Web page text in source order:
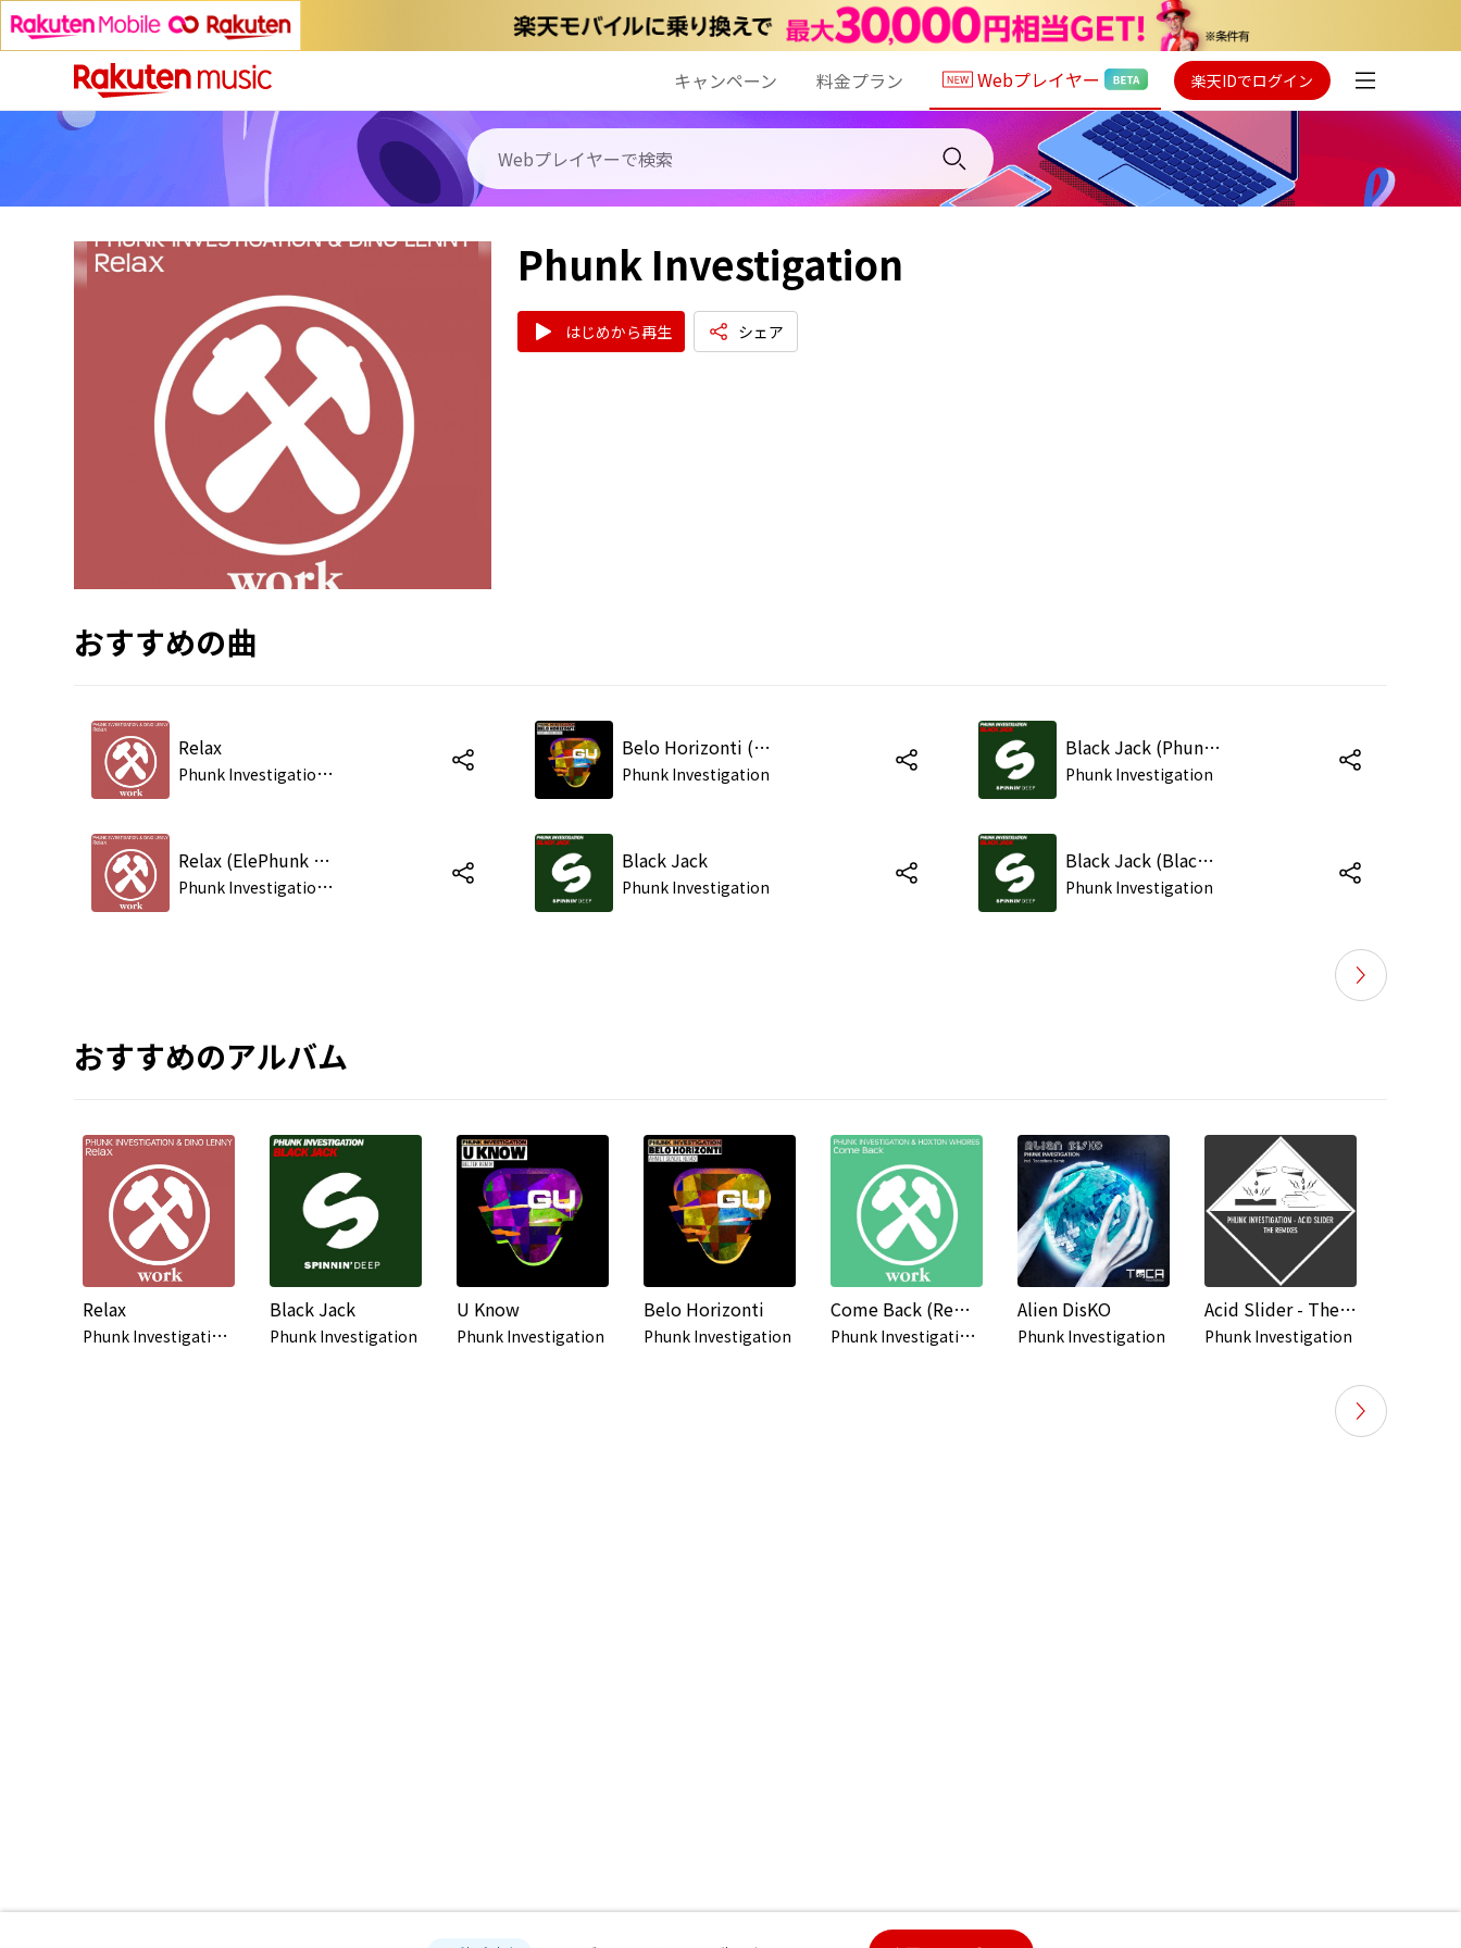
キャンペーン 料金プラン Webプレイヤー 楽天IDでログイン
Phunk Investigation
はじめから再生 シェア
おすすめの曲
Relax
P
hunk Investigation & Dino Lenny
Relax (ElePhunk Mix)
P
hunk Investigation & Dino Lenny
Belo Horizonti (Ahmet Sendil Remix)
Phunk Investigation
Black Jack
Phunk Investigation
Black Jack (Phunk Investigation Mix)
Phunk Investigation
Black Jack (Blacktron Remix)
Phunk Investigation
おすすめのアルバム
Relax
P
hunk Investigation & Dino Lenny
Black Jack
Phunk Investigation
U Know
Phunk Investigation
Belo Horizonti
Phunk Investigation
Come Back (Remixes)
P
hunk Investigation & Hoxton Whores
Alien DisKO
Phunk Investigation
Acid Slider - The Remixes
Phunk Investigation